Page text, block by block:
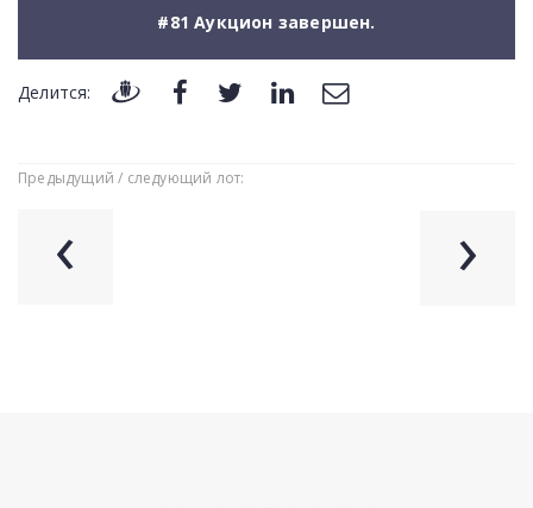
#81 Аукцион завершен.
Делится:
Предыдущий / следующий лот:
‹ ›